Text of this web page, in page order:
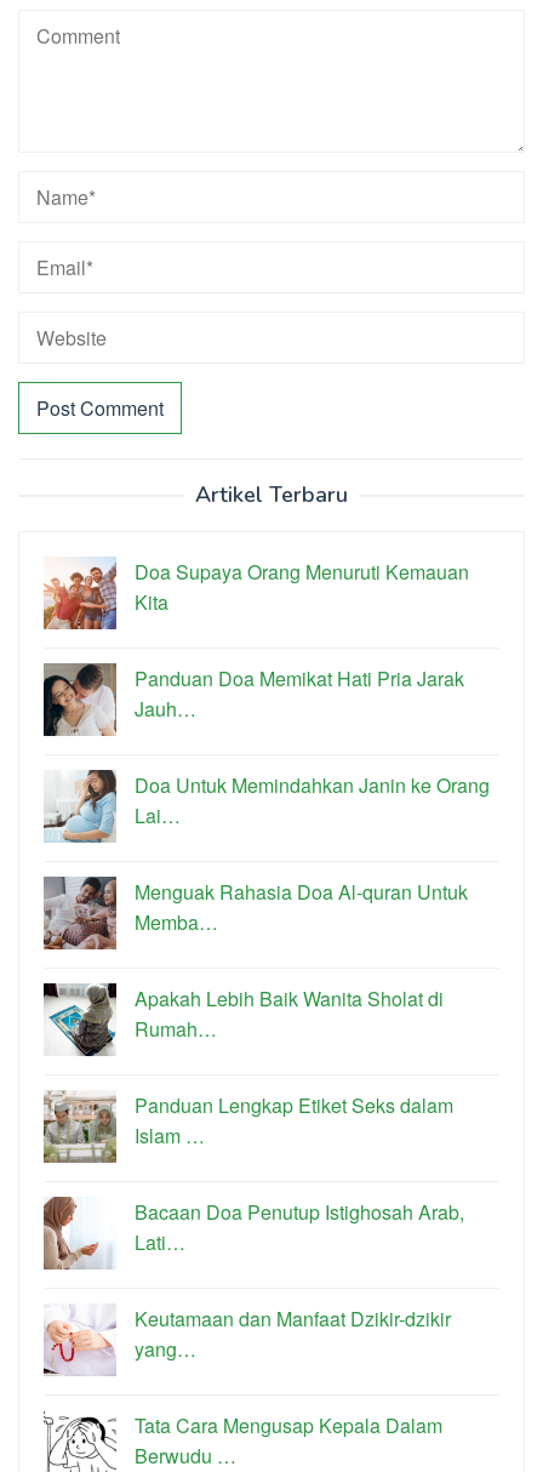
Artikel Terbaru
Doa Supaya Orang Menuruti Kemauan
Kita
Panduan Doa Memikat Hati Pria Jarak
Jauh…
Doa Untuk Memindahkan Janin ke Orang
Lai…
Menguak Rahasia Doa Al-quran Untuk
Memba…
Apakah Lebih Baik Wanita Sholat di
Rumah…
Panduan Lengkap Etiket Seks dalam
Islam …
Bacaan Doa Penutup Istighosah Arab,
Lati…
Keutamaan dan Manfaat Dzikir-dzikir
yang…
Tata Cara Mengusap Kepala Dalam
Berwudu …